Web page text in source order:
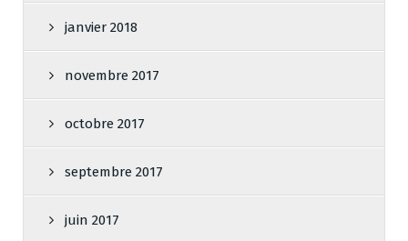
janvier 2018
novembre 2017
octobre 2017
septembre 2017
juin 2017